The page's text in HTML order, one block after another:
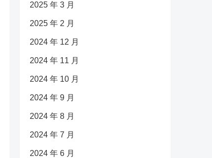
2025 年 3 月
2025 年 2 月
2024 年 12 月
2024 年 11 月
2024 年 10 月
2024 年 9 月
2024 年 8 月
2024 年 7 月
2024 年 6 月